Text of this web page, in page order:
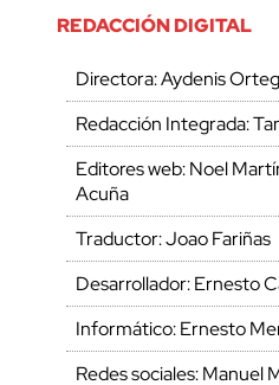
REDACCIÓN DIGITAL
Directora: Aydenis
Redacción Integrada:
Editores web: Noel
Acuña
Traductor: Joao Fariñas
Desarrollador: Ernesto
Informático: Ernesto
Redes sociales: Manuel